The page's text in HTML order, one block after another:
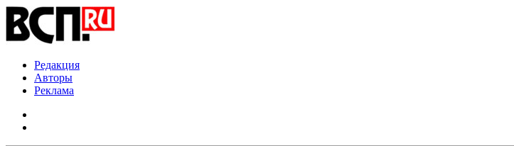
Редакция
Авторы
Реклама